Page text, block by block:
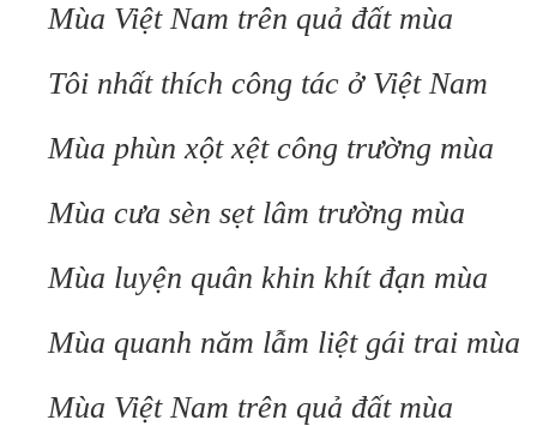
Mùa Việt Nam trên quả đất mùa
Tôi nhất thích công tác ở Việt Nam
Mùa phùn xột xệt công trường mùa
Mùa cưa sèn sẹt lâm trường mùa
Mùa luyện quân khin khít đạn mùa
Mùa quanh năm lẫm liệt gái trai mùa
Mùa Việt Nam trên quả đất mùa